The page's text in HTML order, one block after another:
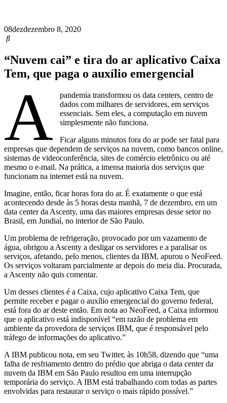
08dezdezembro 8, 2020
“Nuvem cai” e tira do ar aplicativo Caixa
Tem, que paga o auxílio emergencial
A
pandemia transformou os data centers, centro de
dados com milhares de servidores, em serviços
essenciais. Sem eles, a computação em nuvem
simplesmente não funciona.
Ficar alguns minutos fora do ar pode ser fatal para
empresas que dependem de serviços na nuvem, como bancos online,
sistemas de videoconferência, sites de comércio eletrônico ou até
mesmo o e-mail. Na prática, a imensa maioria dos serviços que
funcionam na internet está na nuvem.
Imagine, então, ficar horas fora do ar. É exatamente o que está
acontecendo desde às 5 horas desta manhã, 7 de dezembro, em um
data center da Ascenty, uma das maiores empresas desse setor no
Brasil, em Jundiaí, no interior de São Paulo.
Um problema de refrigeração, provocado por um vazamento de
água, obrigou a Ascenty a desligar os servidores e a paralisar os
serviços, afetando, pelo menos, clientes da IBM, apurou o NeoFeed.
Os serviços voltaram parcialmente ar depois do meia dia. Procurada,
a Ascenty não quis comentar.
Um desses clientes é a Caixa, cujo aplicativo Caixa Tem, que
permite receber e pagar o auxílio emergencial do governo federal,
está fora do ar deste então. Em nota ao NeoFeed, a Caixa informou
que o aplicativo está indisponível “em razão de problema em
ambiente da provedora de serviços IBM, que é responsável pelo
tráfego de informações do aplicativo.”
A IBM publicou nota, em seu Twitter, às 10h58, dizendo que “uma
falha de resfriamento dentro do prédio que abriga o data center da
nuvem da IBM em São Paulo resultou em uma interrupção
temporária do serviço. A IBM está trabalhando com todas as partes
envolvidas para restaurar o serviço o mais rápido possível.”